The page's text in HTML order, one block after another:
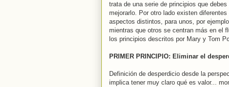
trata de una serie de principios que
mejorarlo. Por otro lado existen
aspectos distintos, para unos, por
mientras que otros se centran más en el
los principios descritos por Mary y Tom
PRIMER PRINCIPIO: Eliminar el
Definición de desperdicio desde la
implica tener muy claro qué es valor...